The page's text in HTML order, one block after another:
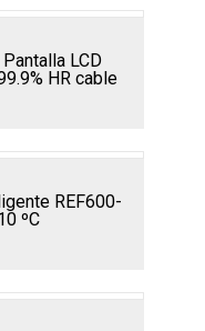
LCD
HR cable
REF600-
ºC